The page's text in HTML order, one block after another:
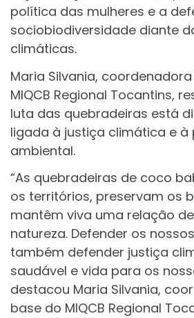
política das mulheres e a
sociobiodiversidade diante
climáticas.
Maria Silvania,
MIQCB Regional Tocantins,
luta das quebradeiras está
ligada à justiça climática e à
ambiental.
“As quebradeiras de coco
os territórios, preservam os
mantêm viva uma relação
natureza. Defender os
também defender justiça
saudável e vida para os
destacou Maria Silvania,
base do MIQCB Regional